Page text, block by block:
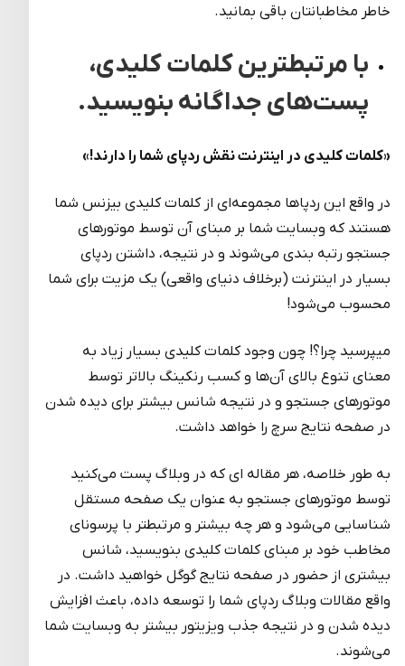
خاطر مخاطبانتان باقی بمانید.
با مرتبط­ترین کلمات کلیدی،
پست‌های جداگانه بنویسید.
«کلمات کلیدی در اینترنت نقش ردپای شما را دارند!»
در واقع این ردپاها مجموعه‌ای از کلمات کلیدی بیزنس شما
هستند که وبسایت شما بر مبنای آن توسط موتورهای
جستجو رتبه بندی می‌شوند و در نتیجه، داشتن ردپای
بسیار در اینترنت (برخلاف دنیای واقعی) یک مزیت برای شما
محسوب می‌شود!
می­پرسید چرا؟! چون وجود کلمات کلیدی بسیار زیاد به
معنای تنوع بالای آن‌ها و کسب رنکینگ بالاتر توسط
موتورهای جستجو و در نتیجه شانس بیشتر برای دیده شدن
در صفحه نتایج سرچ را خواهد داشت.
به طور خلاصه، هر مقاله ای که در وبلاگ پست می‌کنید
توسط موتورهای جستجو به عنوان یک صفحه مستقل
شناسایی می‌شود و هر چه بیشتر و مرتبط­تر با پرسونای
مخاطب خود بر مبنای کلمات کلیدی بنویسید، شانس
بیشتری از حضور در صفحه نتایج گوگل خواهید داشت. در
واقع مقالات وبلاگ ردپای شما را توسعه داده، باعث افزایش
دیده شدن و در نتیجه جذب ویزیتور بیشتر به وبسایت شما
می‌شوند.